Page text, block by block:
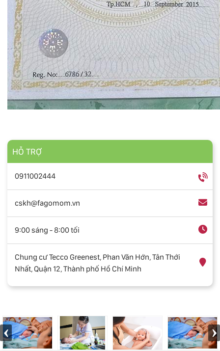
HỖ TRỢ
0911002444
cskh@fagomom.vn
9:00 sáng - 8:00 tối
Chung cư Tecco Greenest, Phan Văn Hớn, Tân Thới
Nhất, Quận 12, Thành phố Hồ Chí Minh